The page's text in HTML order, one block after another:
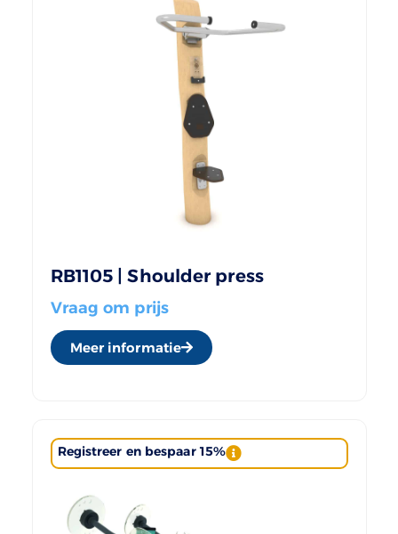
RB1105 | Shoulder press
Vraag om prijs
Meer informatie
Registreer en bespaar 15%